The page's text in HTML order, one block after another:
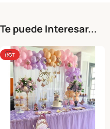
Te puede Interesar...
HOT